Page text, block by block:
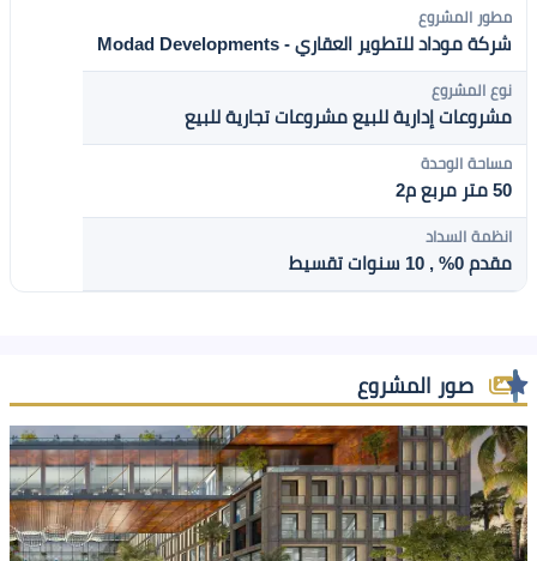
مطور المشروع
شركة موداد للتطوير العقاري - Modad Developments
نوع المشروع
مشروعات إدارية للبيع مشروعات تجارية للبيع
مساحة الوحدة
50 متر مربع م2
انظمة السداد
مقدم 0% , 10 سنوات تقسيط
صور المشروع